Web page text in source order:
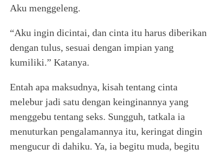
Aku menggeleng.
“Aku ingin dicintai, dan cinta itu harus diberikan
dengan tulus, sesuai dengan impian yang
kumiliki.” Katanya.
Entah apa maksudnya, kisah tentang cinta
melebur jadi satu dengan keinginannya yang
menggebu tentang seks. Sungguh, tatkala ia
menuturkan pengalamannya itu, keringat dingin
mengucur di dahiku. Ya, ia begitu muda, begitu